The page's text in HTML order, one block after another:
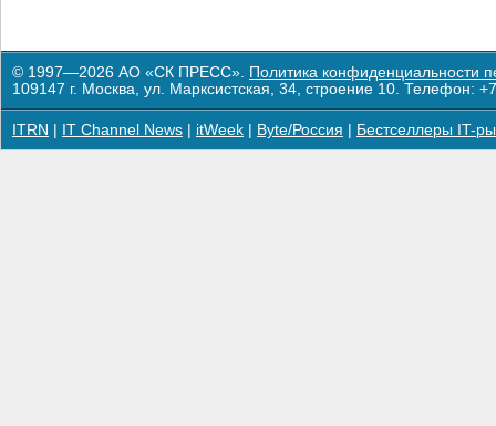
© 1997—2026 АО «СК ПРЕСС». Политика конфиденциальности
109147 г. Москва, ул. Марксистская, 34, строение 10. Телефон:
ITRN IT Channel News itWeek Byte/Россия Бестселлеры IT-